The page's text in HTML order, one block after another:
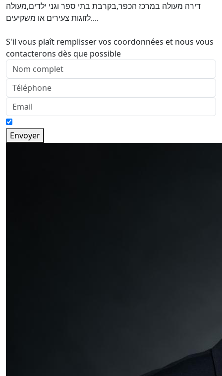
דירה מעולה במרכז הכפר,בקרבת בתי ספר וגני ילדים,מעולה
לזוגות צעירים או משקיעים....
S'il vous plaît remplisser vos coordonnées et nous vous
contacterons dès que possible
Envoyer